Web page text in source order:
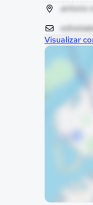
antonio
Visualizar